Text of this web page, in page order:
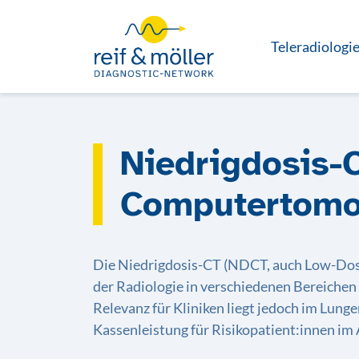
Teleradiologie
Niedrigdosis-
Die Niedrigdosis-CT (NDCT, auch Low-
der Radiologie in verschiedenen
Relevanz für Kliniken liegt jedoch im
Kassenleistung für Risikopatient:innen im